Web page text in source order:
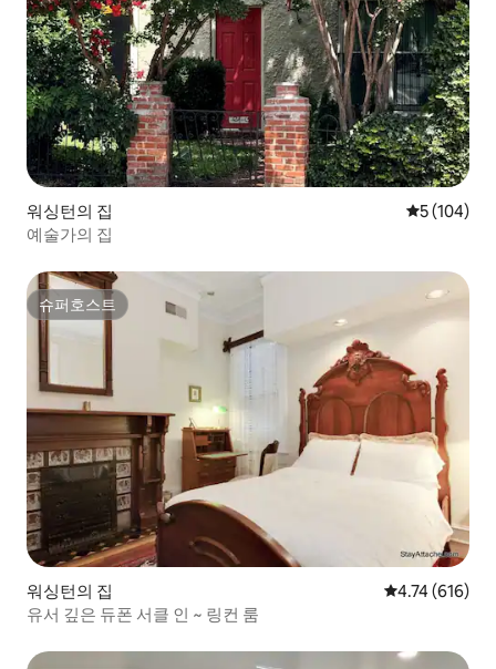
워싱턴의 집 평점 5점(5
5 (104)
예술가의 집
슈퍼호스트
슈퍼호스트
워싱턴의 집 평점 4.74점(5
4.74 (616)
유서 깊은 듀폰 서클 인 ~ 링컨 룸